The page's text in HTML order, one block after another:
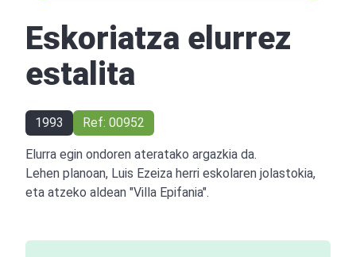
Eskoriatza elurrez
estalita
1993 Ref: 00952
Elurra egin ondoren ateratako argazkia da.
Lehen planoan, Luis Ezeiza herri eskolaren jolastokia,
eta atzeko aldean "Villa Epifania".